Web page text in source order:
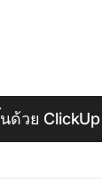
ด้วย ClickUp